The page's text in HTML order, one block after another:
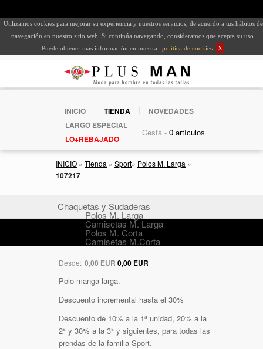
Utilizamos cookies para mejorar su experiencia y nuestros servicios, de acuerdo a tus hábitos de
navegación en nuestro sitio web. Si continúa navegando, consideramos que acepta su uso.
Puede obtener más información en nuestra
política de cookies X
INICIO TIENDA
NOVEDADES
LARGO ESPECIAL
LO+REBAJADO
Cesta -
INICIO » Tienda » Sport» Polos M. Larga »
107217
Chaquetas y Sudaderas
Polos M. Larga
Camisetas M. Larga
Polos M. Corta
Camisetas M.Corta
Desde: 0,00 EUR0,00 EUR
Polo manga larga.
Descuento incremental hasta el 30%
Descuento de 10% a la 1ª unidad, 20% a la
2ª y 30% a la 3ª y siguientes, para todas las
prendas de la familia Sport.